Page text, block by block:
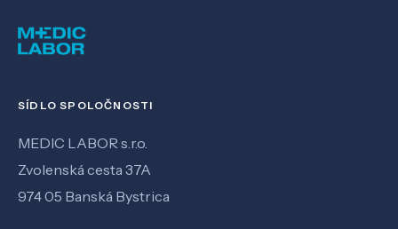
SÍDLO SPOLOČNOSTI
MEDIC LABOR s.r.o.
Zvolenská cesta 37A
974 05 Banská Bystrica